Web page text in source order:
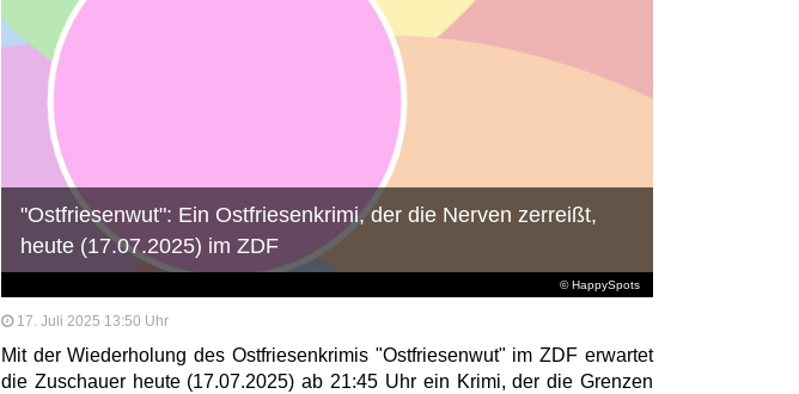
© HappySpots
"Ostfriesenwut": Ein Ostfriesenkrimi, der die Nerven zerreißt,
heute (17.07.2025) im ZDF
17. Juli 2025 13:50 Uhr
Mit der Wiederholung des Ostfriesenkrimis "Ostfriesenwut" im ZDF erwartet
die Zuschauer heute (17.07.2025) ab 21:45 Uhr ein Krimi, der die Grenzen